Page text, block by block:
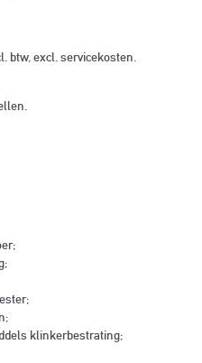
btw, excl. servicekosten.
klinkerbestrating;